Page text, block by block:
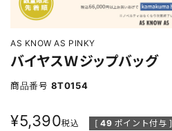
AS KNOW AS PINKY
バイヤスＷジップバッグ
商品番号 8T0154
¥5,390税込 [ 49 ポイント付与 ]